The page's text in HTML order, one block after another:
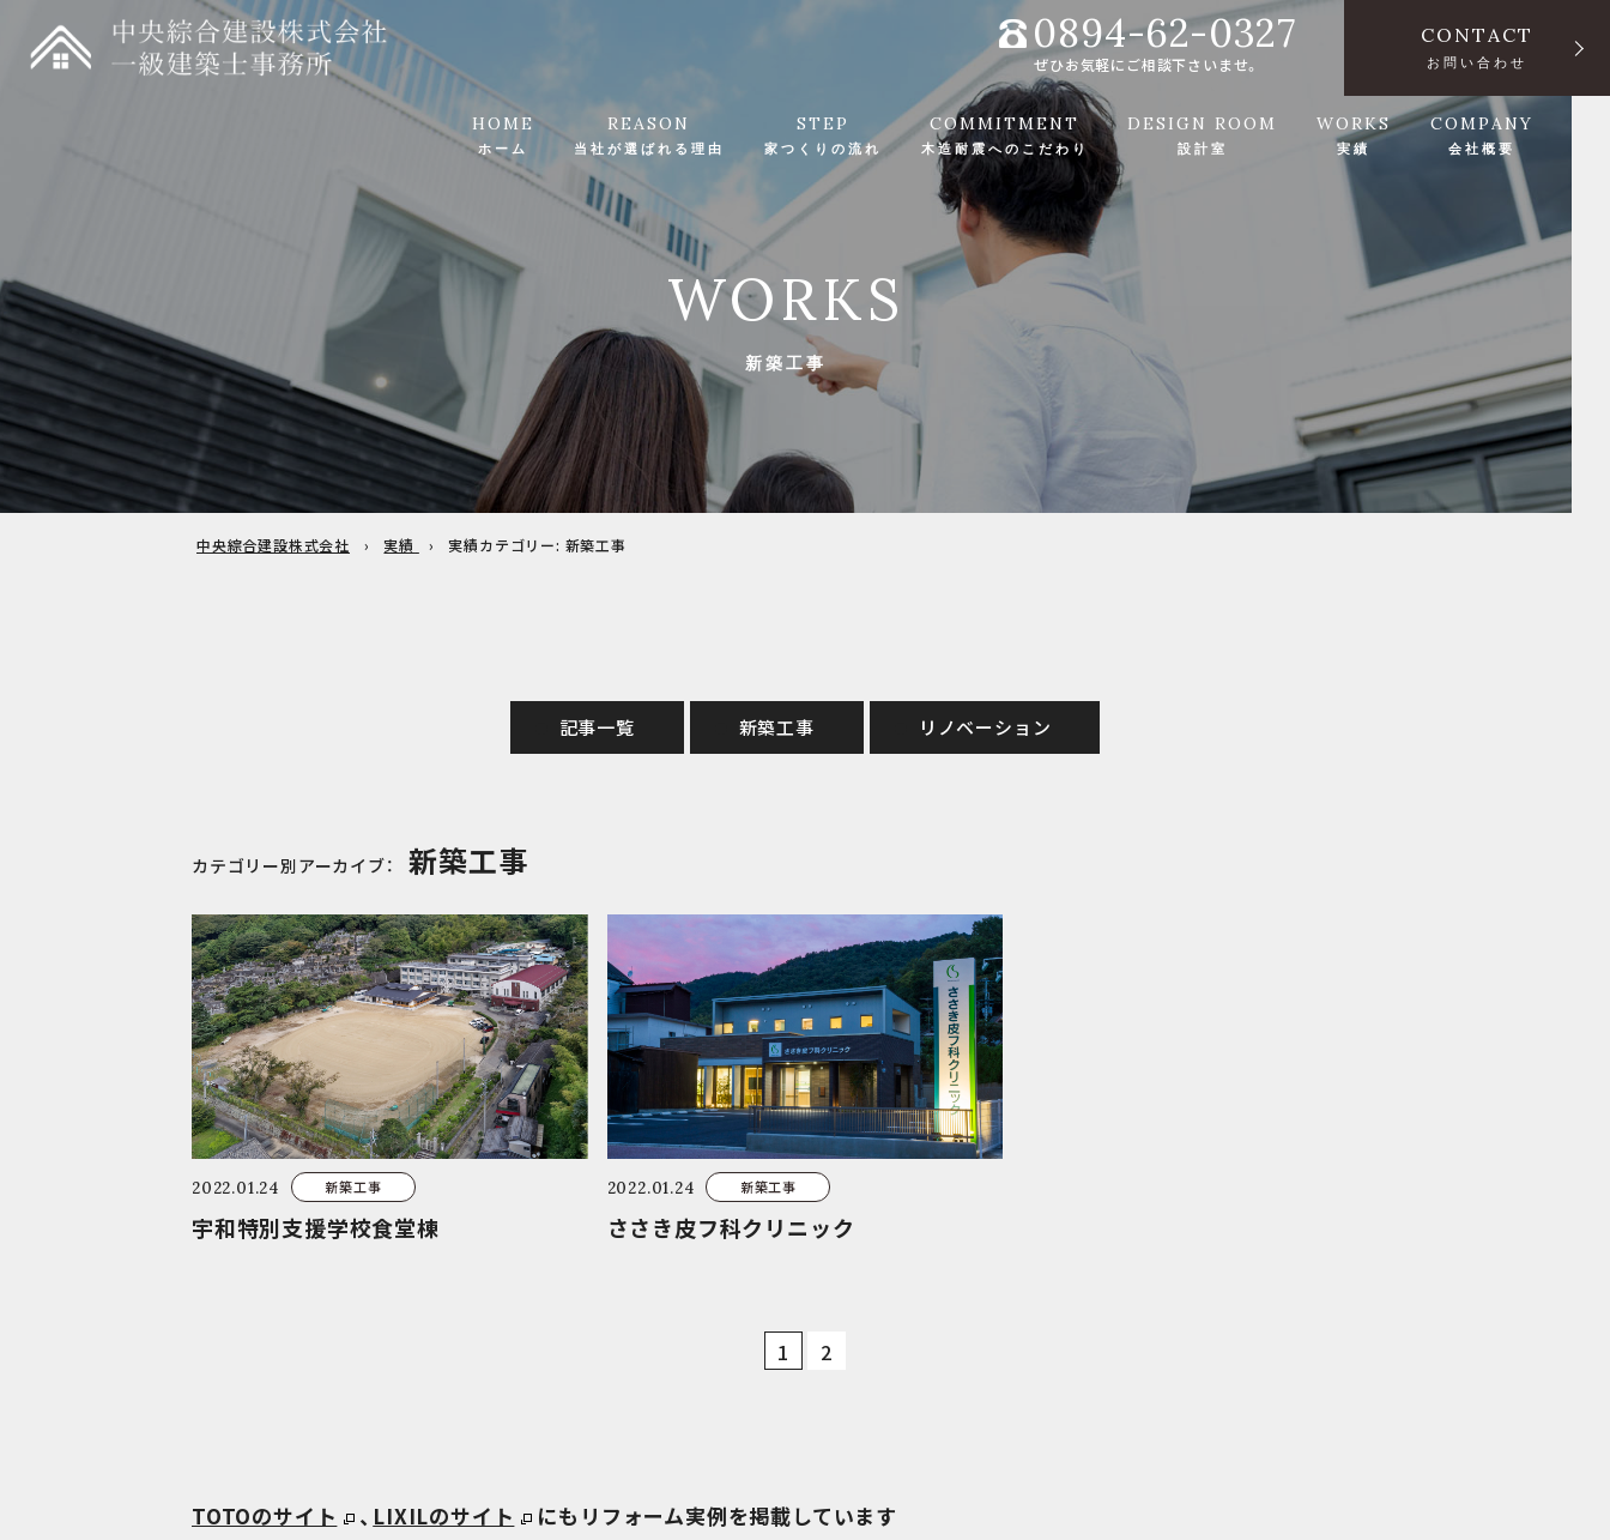
CONTACT
お問い合わせ
0894-62-0327
ぜひお気軽にご相談下さいませ。
HOME
ホーム
REASON
当社が選ばれる理由
STEP
家つくりの流れ
COMMITMENT
木造耐震へのこだわり
DESIGN ROOM
設計室
WORKS
実績
COMPANY
会社概要
WORKS
新 築 工事
中央綜合建設株式会社 実績 実績カテゴリー: 新築工事
記事一覧 新築工事 リノベーション
カテゴリー別アーカイブ： 新築工事
2022.01.24 新築工事
宇和特別支援学校食堂棟
2022.01.24 新築工事
ささき皮フ科クリニック
1 2
TOTOのサイト 、 LIXILのサイト にもリフォーム実例を掲載しています